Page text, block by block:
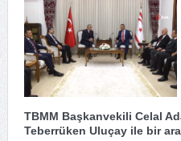
TBMM Başkanvekili Celal
Teberrüken Uluçay ile bir